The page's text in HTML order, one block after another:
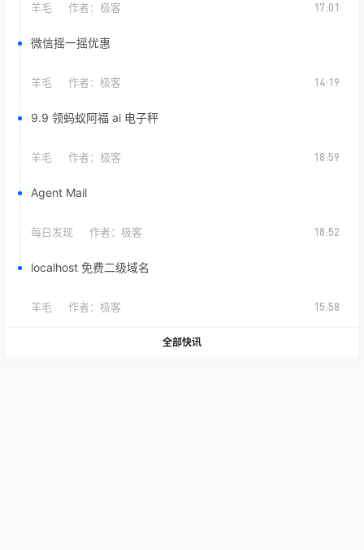
羊毛 作者： 极客 17:01
微信摇一摇优惠
羊毛 作者： 极客 14:19
9.9 领蚂蚁阿福 ai 电子秤
羊毛 作者： 极客 18:59
Agent Mail
每日发现 作者： 极客 18:52
localhost 免费二级域名
羊毛 作者： 极客 15:58
全部快讯